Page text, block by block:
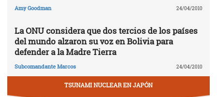
Amy Goodman 24/04/2010
La ONU considera que dos tercios de los países
del mundo alzaron su voz en Bolivia para
defender a la Madre Tierra
Subcomandante Marcos 24/04/2010
TSUNAMI NUCLEAR EN JAPÓN